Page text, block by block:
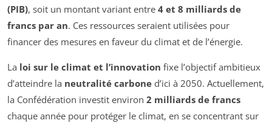
(PIB), soit un montant variant entre 4 et 8 milliards de
francs par an. Ces ressources seraient utilisées pour
financer des mesures en faveur du climat et de l’énergie.
La loi sur le climat et l’innovation fixe l’objectif ambitieux
d’atteindre la neutralité carbone d’ici à 2050. Actuellement,
la Confédération investit environ 2 milliards de francs
chaque année pour protéger le climat, en se concentrant sur